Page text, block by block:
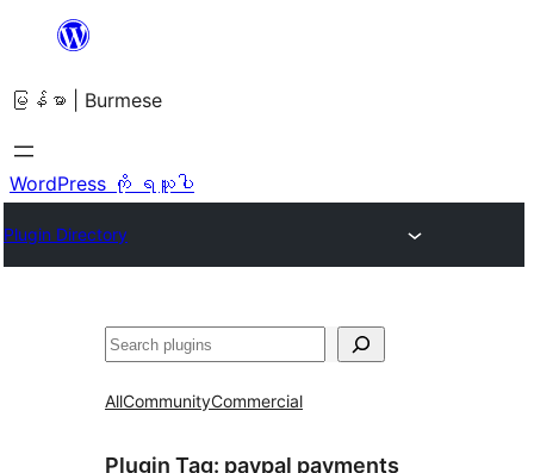
အကြောင်းအရာ
ကျော်သွား
ရန်
မြန်မာ | Burmese
WordPress ကို ရယူပါ
Plugin Directory
ရှာ
AllCommunityCommercial
Plugin Tag: paypal payments